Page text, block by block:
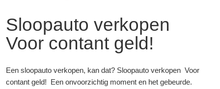
Sloopauto verkopen
Voor contant geld!
Een sloopauto verkopen, kan dat? Sloopauto verkopen Voor
contant geld! Een onvoorzichtig moment en het gebeurde.